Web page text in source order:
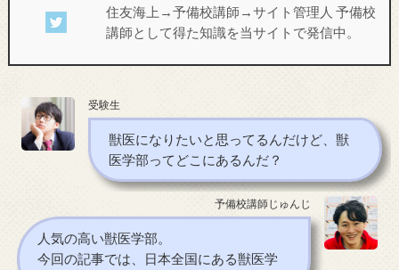
住友海上→予備校講師→サイト管理人 予備校
講師として得た知識を当サイトで発信中。
受験生
獣医になりたいと思ってるんだけど、獣
医学部ってどこにあるんだ？
予備校講師じゅんじ
人気の高い獣医学部。
今回の記事では、日本全国にある獣医学